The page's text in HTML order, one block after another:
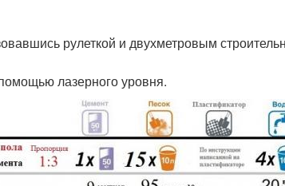
рулеткой и двухметровым
лазерного уровня.